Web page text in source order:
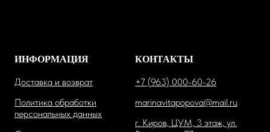
ИНФОРМАЦИЯ
Доставка и возврат
Политика обработки
персональных данных
КОНТАКТЫ
+7 (963) 000-60-26
marinavitapopova@mail.ru
г. Киров, ЦУМ, 3 этаж, ул.